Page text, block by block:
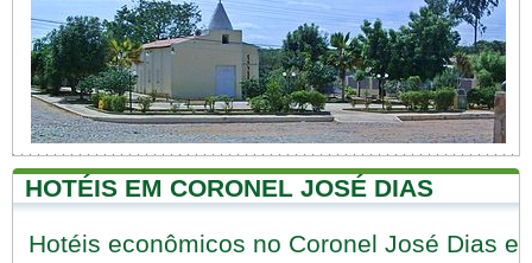
HOTÉIS EM CORONEL JOSÉ DIAS
Hotéis econômicos no Coronel José Dias e